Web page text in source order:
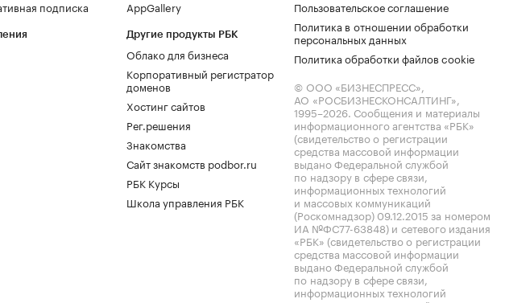
подписка
AppGallery
Другие продукты РБК
Облако для бизнеса
Корпоративный регистратор
доменов
Хостинг сайтов
Рег.решения
Знакомства
Сайт знакомств podbor.ru
РБК Курсы
Школа управления РБК
Пользовательское соглашение
Политика в отношении обработки
персональных данных
Политика обработки файлов cookie
© ООО «БИЗНЕСПРЕСС»,
АО «РОСБИЗНЕСКОНСАЛТИНГ»,
1995–2026. Сообщения и материалы
информационного агентства «РБК»
(свидетельство о регистрации
средства массовой информации
выдано Федеральной службой
по надзору в сфере связи,
информационных технологий
и массовых коммуникаций
(Роскомнадзор) 09.12.2015 за номером
ИА №ФС77-63848) и сетевого издания
«РБК» (свидетельство о регистрации
средства массовой информации
выдано Федеральной службой
по надзору в сфере связи,
информационных технологий